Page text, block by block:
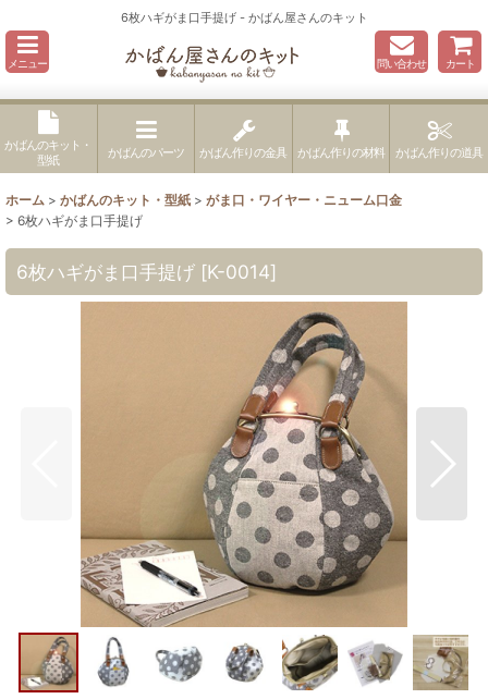
6枚ハギがま口手提げ - かばん屋さんのキット
メニュー 問い合わせ カート
かばんのキット・
型紙
かばんのパーツ かばん作りの金具 かばん作りの材料 かばん作りの道具
ホーム > かばんのキット・型紙 > がま口・ワイヤー・ニューム口金
> 6枚ハギがま口手提げ
6枚ハギがま口手提げ [K-0014]